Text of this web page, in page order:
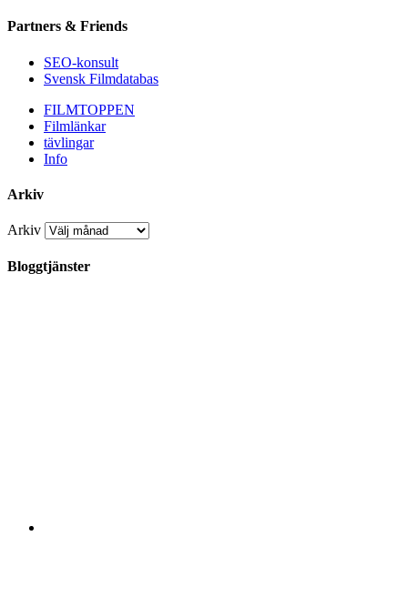
Partners & Friends
SEO-konsult
Svensk Filmdatabas
FILMTOPPEN
Filmlänkar
tävlingar
Info
Arkiv
Arkiv
Bloggtjänster